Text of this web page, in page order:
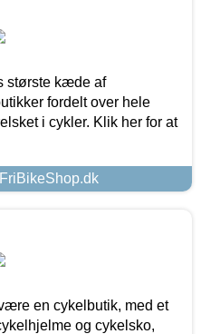
største kæde af
fordelt over hele
i cykler. Klik her for at
en cykelbutik, med et
og cykelsko,